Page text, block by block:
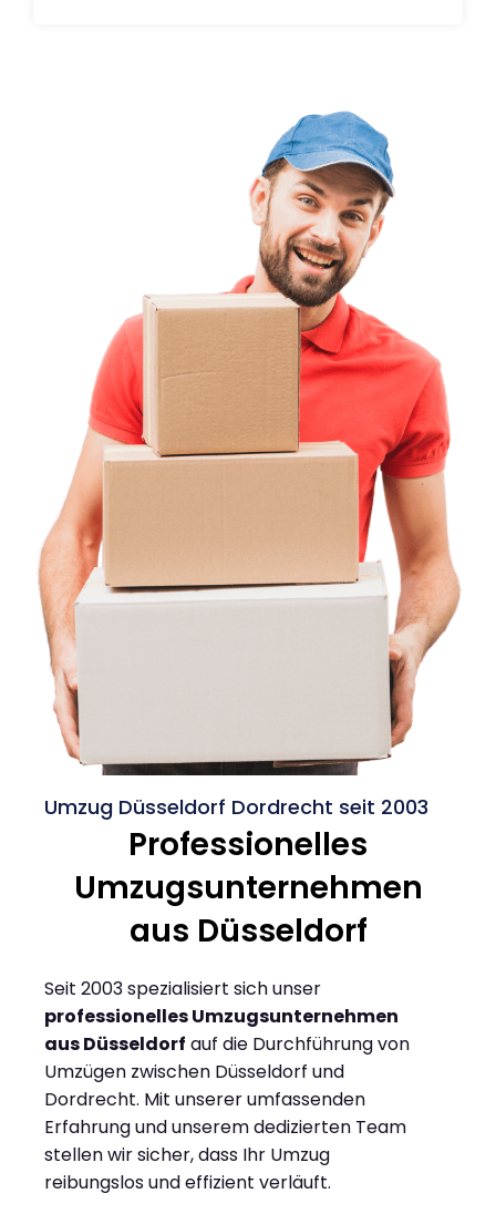
Umzug Düsseldorf Dordrecht seit 2003
Professionelles
Umzugsunternehmen
aus Düsseldorf
Seit 2003 spezialisiert sich unser
professionelles Umzugsunternehmen
aus Düsseldorf auf die Durchführung von
Umzügen zwischen Düsseldorf und
Dordrecht. Mit unserer umfassenden
Erfahrung und unserem dedizierten Team
stellen wir sicher, dass Ihr Umzug
reibungslos und effizient verläuft.